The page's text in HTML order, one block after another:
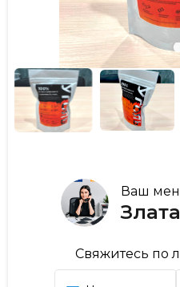
Ваш
Злата
Свяжитесь по